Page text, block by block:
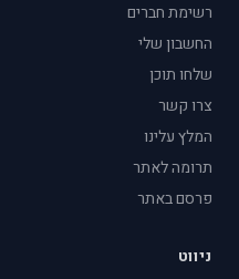
רשימת חברים
החשבון שלי
שלחו תוכן
צרו קשר
המלץ עלינו
תרומה לאתר
פרסם באתר
ניווט